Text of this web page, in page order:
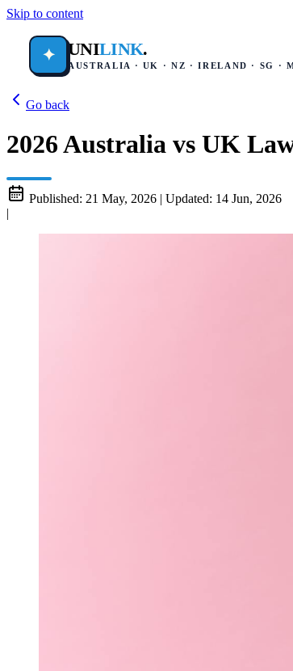
Skip to content
✦ UNILINK.
AUSTRALIA · UK · NZ · IRELAND · SG ·
Go back
2026 Australia vs UK
Published: 21 May, 2026 | Updated: 14 Jun, 2026
|